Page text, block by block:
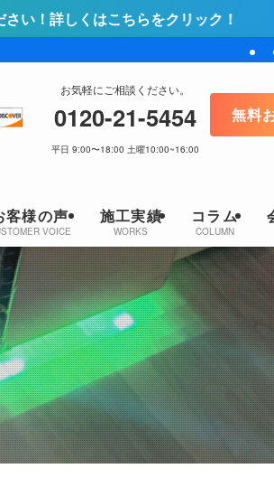
クリック！
客様の声
VOICE
施工実績
WORKS
コラム
COLUMN
お気軽にご相談ください。
0120-21-5454
平日 9:00〜18:00 土曜10:00~16:00
無料